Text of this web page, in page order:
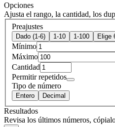
Opciones
Ajusta el rango, la cantidad, los
Preajustes
Dado (1-6) 1-10 1-100 Elige
Mínimo
Máximo
Cantidad
Permitir repetidos
Tipo de número
Entero Decimal
Resultados
Revisa los últimos números,